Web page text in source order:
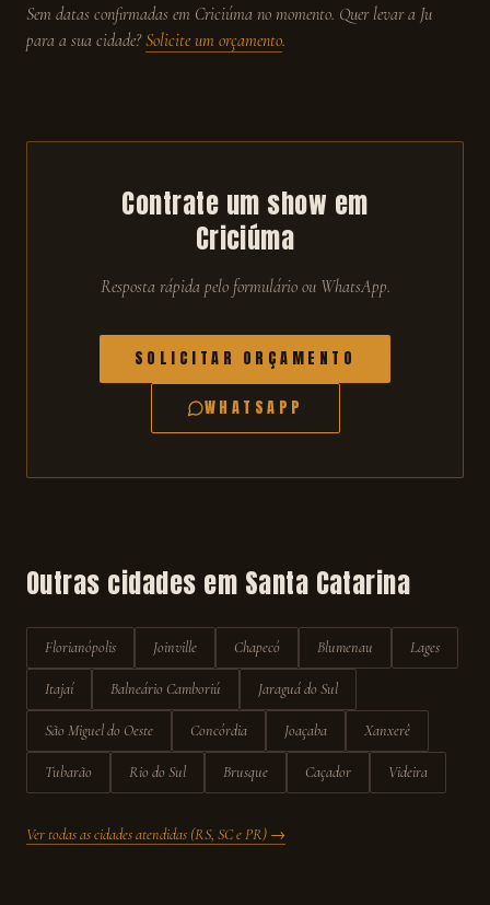
Sem datas confirmadas em Criciúma no momento. Quer levar a Ju
para a sua cidade? Solicite um orçamento.
Contrate um show em
Criciúma
Resposta rápida pelo formulário ou WhatsApp.
SOLICITAR ORÇAMENTO
WHATSAPP
Outras cidades em Santa Catarina
Florianópolis Joinville Chapecó Blumenau Lages
Itajaí Balneário Camboriú Jaraguá do Sul
São Miguel do Oeste Concórdia Joaçaba Xanxerê
Tubarão Rio do Sul Brusque Caçador Videira
Ver todas as cidades atendidas (RS, SC e PR) →